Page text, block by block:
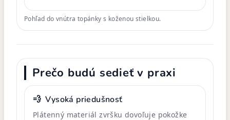
Pohľad do vnútra topánky s koženou stielkou.
Prečo budú sedieť v praxi
💨 Vysoká priedušnosť
Plátenný materiál zvršku dovoľuje pokožke